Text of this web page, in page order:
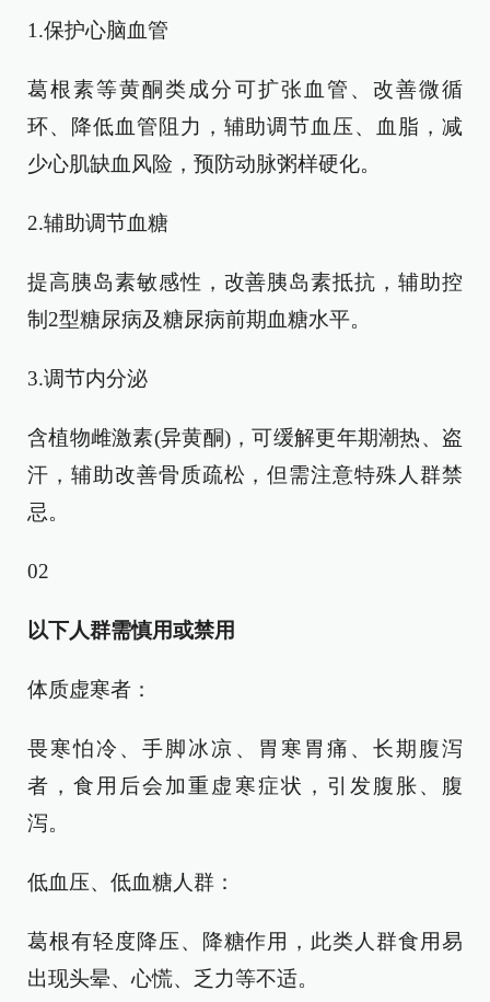
1.保护心脑血管
葛根素等黄酮类成分可扩张血管、改善微循
环、降低血管阻力，辅助调节血压、血脂，减
少心肌缺血风险，预防动脉粥样硬化。
2.辅助调节血糖
提高胰岛素敏感性，改善胰岛素抵抗，辅助控
制2型糖尿病及糖尿病前期血糖水平。
3.调节内分泌
含植物雌激素(异黄酮)，可缓解更年期潮热、盗
汗，辅助改善骨质疏松，但需注意特殊人群禁
忌。
02
以下人群需慎用或禁用
体质虚寒者：
畏寒怕冷、手脚冰凉、胃寒胃痛、长期腹泻
者，食用后会加重虚寒症状，引发腹胀、腹
泻。
低血压、低血糖人群：
葛根有轻度降压、降糖作用，此类人群食用易
出现头晕、心慌、乏力等不适。